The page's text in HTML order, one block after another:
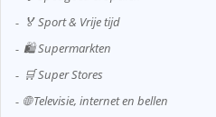
🏅 Sport & Vrije tijd
🛍️ Supermarkten
🛒 Super Stores
🌐 Televisie, internet en bellen